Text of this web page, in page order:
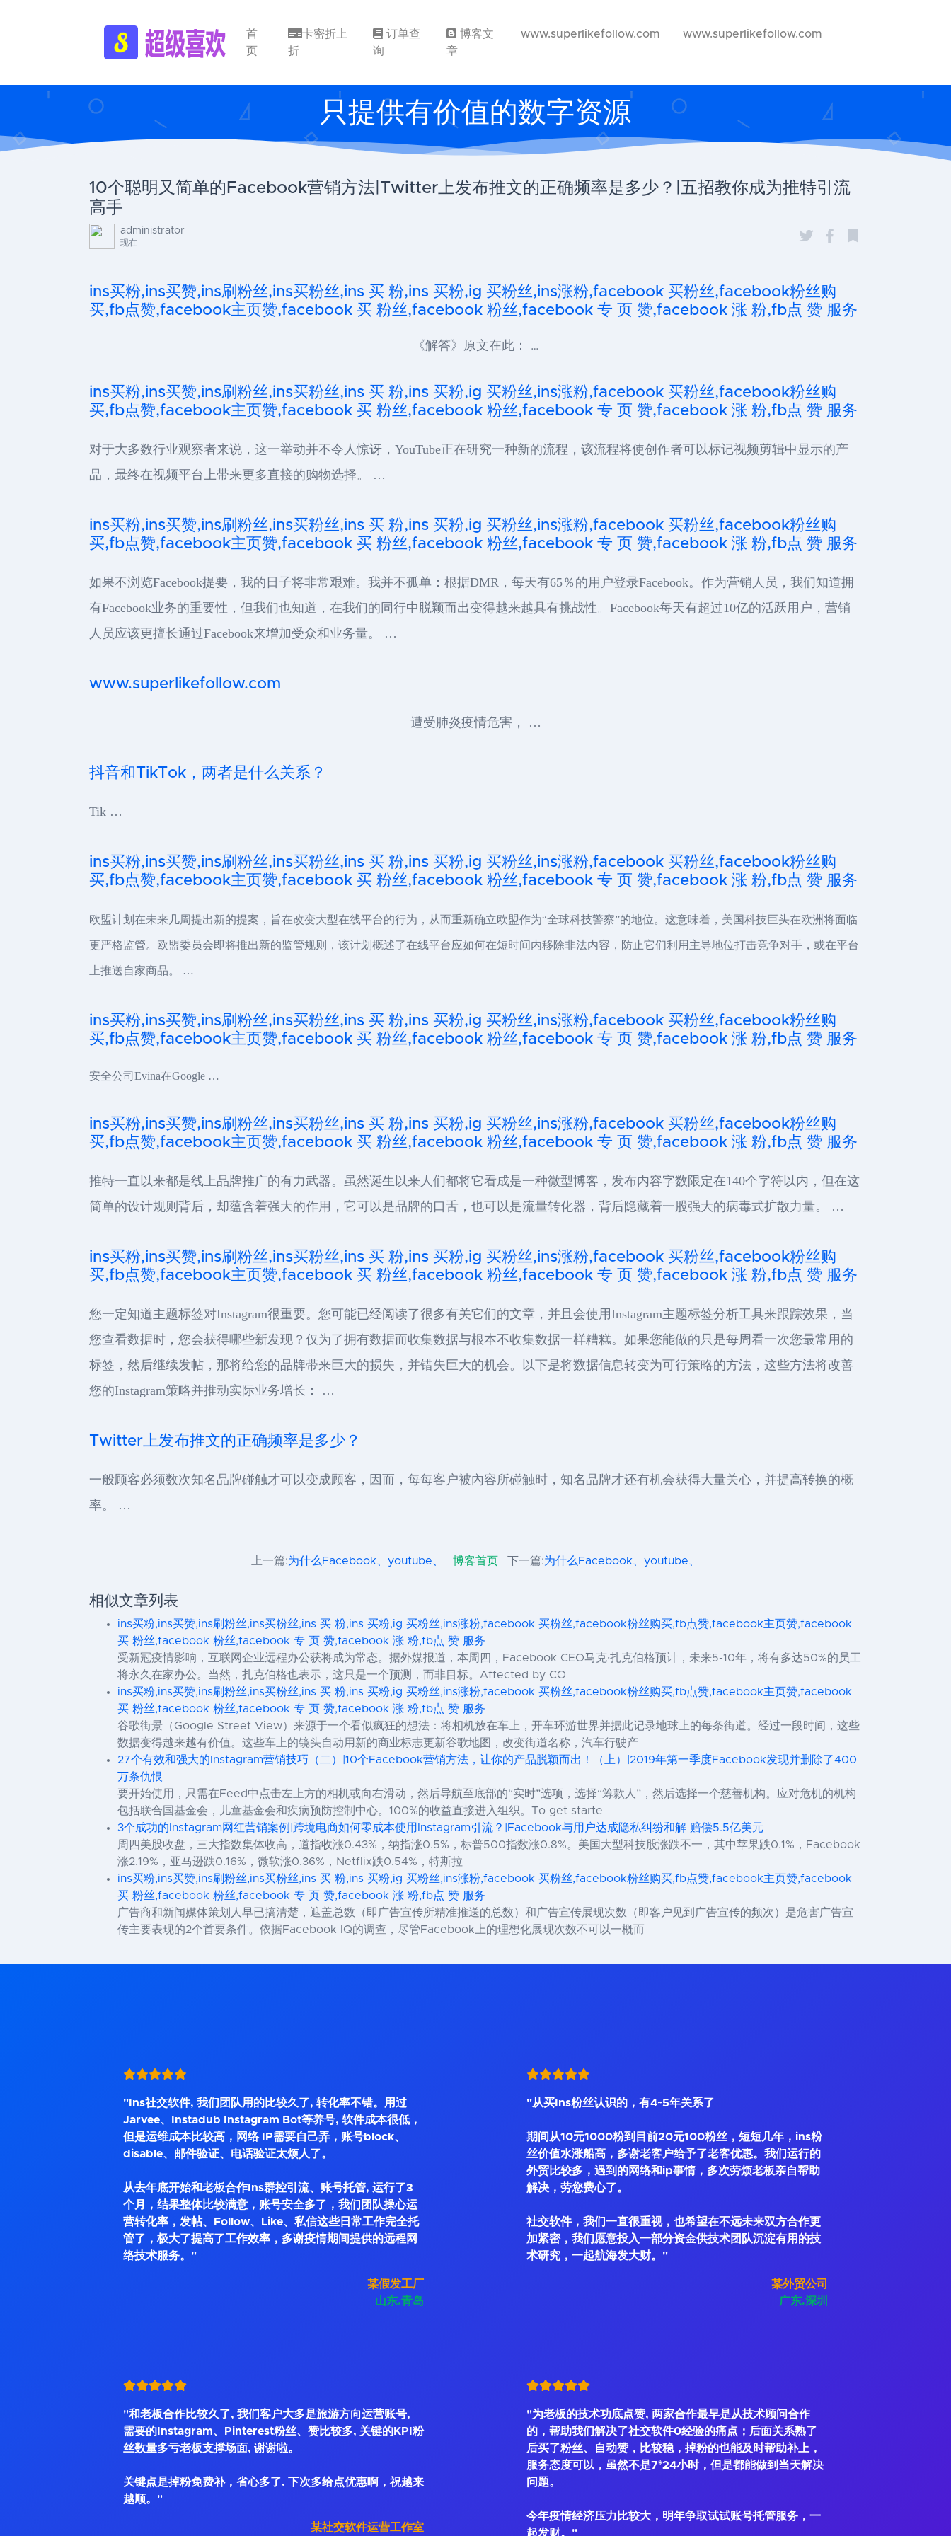
首
页
卡密折上
折
订单查
询
博客文
章
www.superlikefollow.com www.superlikefollow.com
只提供有价值的数字资源
10个聪明又简单的Facebook营销方法|Twitter上发布推文的正确频率是多少？|五招教你成为推特引流
高手
administrator
现在
ins买粉,ins买赞,ins刷粉丝,ins买粉丝,ins 买 粉,ins 买粉,ig 买粉丝,ins涨粉,facebook 买粉丝,facebook粉丝购
买,fb点赞,facebook主页赞,facebook 买 粉丝,facebook 粉丝,facebook 专 页 赞,facebook 涨 粉,fb点 赞 服务
《解答》原文在此： …
ins买粉,ins买赞,ins刷粉丝,ins买粉丝,ins 买 粉,ins 买粉,ig 买粉丝,ins涨粉,facebook 买粉丝,facebook粉丝购
买,fb点赞,facebook主页赞,facebook 买 粉丝,facebook 粉丝,facebook 专 页 赞,facebook 涨 粉,fb点 赞 服务
对于大多数行业观察者来说，这一举动并不令人惊讶，YouTube正在研究一种新的流程，该流程将使创作者可以标记视频剪辑中显示的产
品，最终在视频平台上带来更多直接的购物选择。 …
ins买粉,ins买赞,ins刷粉丝,ins买粉丝,ins 买 粉,ins 买粉,ig 买粉丝,ins涨粉,facebook 买粉丝,facebook粉丝购
买,fb点赞,facebook主页赞,facebook 买 粉丝,facebook 粉丝,facebook 专 页 赞,facebook 涨 粉,fb点 赞 服务
如果不浏览Facebook提要，我的日子将非常艰难。我并不孤单：根据DMR，每天有65％的用户登录Facebook。作为营销人员，我们知道拥
有Facebook业务的重要性，但我们也知道，在我们的同行中脱颖而出变得越来越具有挑战性。Facebook每天有超过10亿的活跃用户，营销
人员应该更擅长通过Facebook来增加受众和业务量。 …
www.superlikefollow.com
遭受肺炎疫情危害， …
抖音和TikTok，两者是什么关系？
Tik …
ins买粉,ins买赞,ins刷粉丝,ins买粉丝,ins 买 粉,ins 买粉,ig 买粉丝,ins涨粉,facebook 买粉丝,facebook粉丝购
买,fb点赞,facebook主页赞,facebook 买 粉丝,facebook 粉丝,facebook 专 页 赞,facebook 涨 粉,fb点 赞 服务
欧盟计划在未来几周提出新的提案，旨在改变大型在线平台的行为，从而重新确立欧盟作为“全球科技警察”的地位。这意味着，美国科技巨头在欧洲将面临
更严格监管。欧盟委员会即将推出新的监管规则，该计划概述了在线平台应如何在短时间内移除非法内容，防止它们利用主导地位打击竞争对手，或在平台
上推送自家商品。 …
ins买粉,ins买赞,ins刷粉丝,ins买粉丝,ins 买 粉,ins 买粉,ig 买粉丝,ins涨粉,facebook 买粉丝,facebook粉丝购
买,fb点赞,facebook主页赞,facebook 买 粉丝,facebook 粉丝,facebook 专 页 赞,facebook 涨 粉,fb点 赞 服务
安全公司Evina在Google …
ins买粉,ins买赞,ins刷粉丝,ins买粉丝,ins 买 粉,ins 买粉,ig 买粉丝,ins涨粉,facebook 买粉丝,facebook粉丝购
买,fb点赞,facebook主页赞,facebook 买 粉丝,facebook 粉丝,facebook 专 页 赞,facebook 涨 粉,fb点 赞 服务
推特一直以来都是线上品牌推广的有力武器。虽然诞生以来人们都将它看成是一种微型博客，发布内容字数限定在140个字符以内，但在这
简单的设计规则背后，却蕴含着强大的作用，它可以是品牌的口舌，也可以是流量转化器，背后隐藏着一股强大的病毒式扩散力量。 …
ins买粉,ins买赞,ins刷粉丝,ins买粉丝,ins 买 粉,ins 买粉,ig 买粉丝,ins涨粉,facebook 买粉丝,facebook粉丝购
买,fb点赞,facebook主页赞,facebook 买 粉丝,facebook 粉丝,facebook 专 页 赞,facebook 涨 粉,fb点 赞 服务
您一定知道主题标签对Instagram很重要。您可能已经阅读了很多有关它们的文章，并且会使用Instagram主题标签分析工具来跟踪效果，当
您查看数据时，您会获得哪些新发现？仅为了拥有数据而收集数据与根本不收集数据一样糟糕。如果您能做的只是每周看一次您最常用的
标签，然后继续发帖，那将给您的品牌带来巨大的损失，并错失巨大的机会。以下是将数据信息转变为可行策略的方法，这些方法将改善
您的Instagram策略并推动实际业务增长： …
Twitter上发布推文的正确频率是多少？
一般顾客必须数次知名品牌碰触才可以变成顾客，因而，每每客户被內容所碰触时，知名品牌才还有机会获得大量关心，并提高转换的概
率。 …
上一篇:为什么Facebook、youtube、 博客首页 下一篇:为什么Facebook、youtube、
相似文章列表
ins买粉,ins买赞,ins刷粉丝,ins买粉丝,ins 买 粉,ins 买粉,ig 买粉丝,ins涨粉,facebook 买粉丝,facebook粉丝购买,fb点赞,facebook主页赞,facebook
买 粉丝,facebook 粉丝,facebook 专 页 赞,facebook 涨 粉,fb点 赞 服务
受新冠疫情影响，互联网企业远程办公获将成为常态。据外媒报道，本周四，Facebook CEO马克·扎克伯格预计，未来5-10年，将有多达50%的员工
将永久在家办公。当然，扎克伯格也表示，这只是一个预测，而非目标。Affected by CO
ins买粉,ins买赞,ins刷粉丝,ins买粉丝,ins 买 粉,ins 买粉,ig 买粉丝,ins涨粉,facebook 买粉丝,facebook粉丝购买,fb点赞,facebook主页赞,facebook
买 粉丝,facebook 粉丝,facebook 专 页 赞,facebook 涨 粉,fb点 赞 服务
谷歌街景（Google Street View）来源于一个看似疯狂的想法：将相机放在车上，开车环游世界并据此记录地球上的每条街道。经过一段时间，这些
数据变得越来越有价值。这些车上的镜头自动用新的商业标志更新谷歌地图，改变街道名称，汽车行驶产
27个有效和强大的Instagram营销技巧（二）|10个Facebook营销方法，让你的产品脱颖而出！（上）|2019年第一季度Facebook发现并删除了400
万条仇恨
要开始使用，只需在Feed中点击左上方的相机或向右滑动，然后导航至底部的“实时”选项，选择“筹款人”，然后选择一个慈善机构。应对危机的机构
包括联合国基金会，儿童基金会和疾病预防控制中心。100%的收益直接进入组织。To get starte
3个成功的Instagram网红营销案例|跨境电商如何零成本使用Instagram引流？|Facebook与用户达成隐私纠纷和解 赔偿5.5亿美元
周四美股收盘，三大指数集体收高，道指收涨0.43%，纳指涨0.5%，标普500指数涨0.8%。美国大型科技股涨跌不一，其中苹果跌0.1%，Facebook
涨2.19%，亚马逊跌0.16%，微软涨0.36%，Netflix跌0.54%，特斯拉
ins买粉,ins买赞,ins刷粉丝,ins买粉丝,ins 买 粉,ins 买粉,ig 买粉丝,ins涨粉,facebook 买粉丝,facebook粉丝购买,fb点赞,facebook主页赞,facebook
买 粉丝,facebook 粉丝,facebook 专 页 赞,facebook 涨 粉,fb点 赞 服务
广告商和新闻媒体策划人早已搞清楚，遮盖总数（即广告宣传所精准推送的总数）和广告宣传展现次数（即客户见到广告宣传的频次）是危害广告宣
传主要表现的2个首要条件。依据Facebook IQ的调查，尽管Facebook上的理想化展现次数不可以一概而
"Ins社交软件, 我们团队用的比较久了, 转化率不错。用过
Jarvee、Instadub Instagram Bot等养号, 软件成本很低，
但是运维成本比较高，网络 IP需要自己弄，账号block、
disable、邮件验证、电话验证太烦人了。
从去年底开始和老板合作Ins群控引流、账号托管, 运行了3
个月，结果整体比较满意，账号安全多了，我们团队操心运
营转化率，发帖、Follow、Like、私信这些日常工作完全托
管了，极大了提高了工作效率，多谢疫情期间提供的远程网
络技术服务。"
某假发工厂
山东.青岛
"从买Ins粉丝认识的，有4~5年关系了
期间从10元1000粉到目前20元100粉丝，短短几年，ins粉
丝价值水涨船高，多谢老客户给予了老客优惠。我们运行的
外贸比较多，遇到的网络和ip事情，多次劳烦老板亲自帮助
解决，劳您费心了。
社交软件，我们一直很重视，也希望在不远未来双方合作更
加紧密，我们愿意投入一部分资金供技术团队沉淀有用的技
术研究，一起航海发大财。"
某外贸公司
广东.深圳
"和老板合作比较久了, 我们客户大多是旅游方向运营账号,
需要的Instagram、Pinterest粉丝、赞比较多, 关键的KPI粉
丝数量多亏老板支撑场面, 谢谢啦。
关键点是掉粉免费补，省心多了. 下次多给点优惠啊，祝越来
越顺。"
某社交软件运营工作室
"为老板的技术功底点赞, 两家合作最早是从技术顾问合作
的，帮助我们解决了社交软件0经验的痛点；后面关系熟了
后买了粉丝、自动赞，比较稳，掉粉的也能及时帮助补上，
服务态度可以，虽然不是7*24小时，但是都能做到当天解决
问题。
今年疫情经济压力比较大，明年争取试试账号托管服务，一
起发财。"